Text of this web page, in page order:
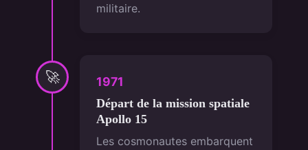
militaire.
🚀 1971
Départ de la mission spatiale
Apollo 15
Les cosmonautes embarquent